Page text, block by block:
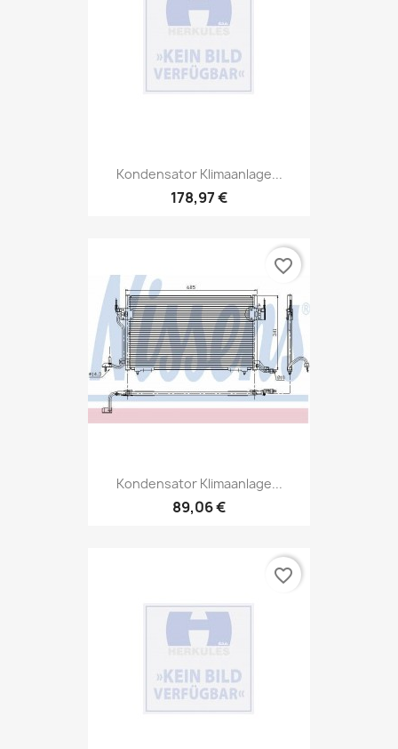
Kondensator Klimaanlage...
178,97 €
Kondensator Klimaanlage...
89,06 €
favorite_border
favorite_border